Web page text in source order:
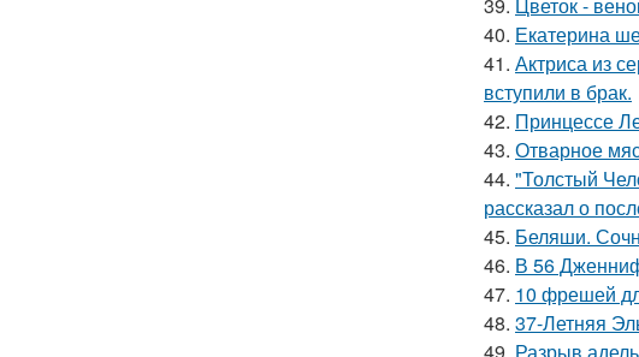
40. Екатерина
41. Актриса из
вступили в брак.
42. Принцессе
43. Отварное
44. "Толстый
рассказал о
45. Беляши.
46. В 56
47. 10 фрешей
48. 37-Летняя